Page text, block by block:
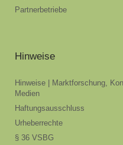
Partnerbetriebe
Hinweise
Hinweise | Marktforschung,
Medien
Haftungsausschluss
Urheberrechte
§ 36 VSBG